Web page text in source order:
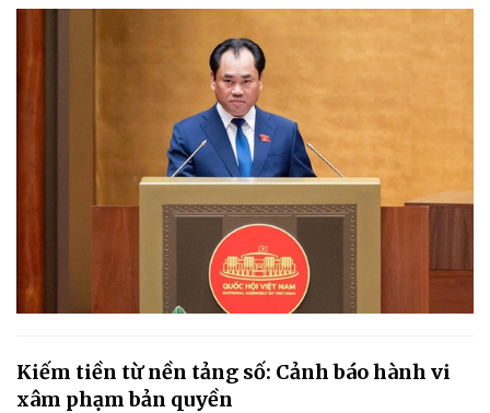
Kiếm tiền từ nền tảng số: Cảnh báo hành vi
xâm phạm bản quyền